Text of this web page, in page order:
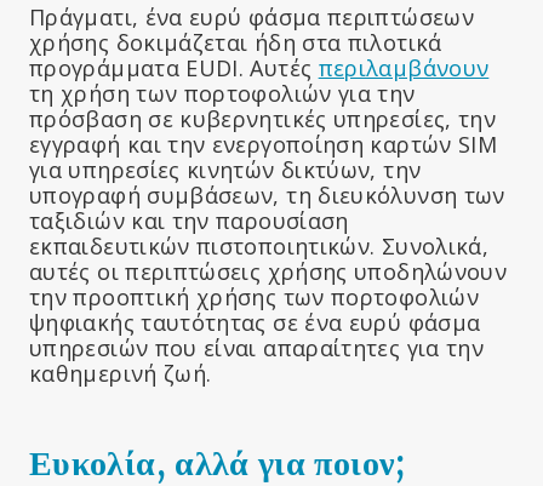
Πράγματι, ένα ευρύ φάσμα περιπτώσεων
χρήσης δοκιμάζεται ήδη στα πιλοτικά
προγράμματα EUDI. Αυτές περιλαμβάνουν
τη χρήση των πορτοφολιών για την
πρόσβαση σε κυβερνητικές υπηρεσίες, την
εγγραφή και την ενεργοποίηση καρτών SIM
για υπηρεσίες κινητών δικτύων, την
υπογραφή συμβάσεων, τη διευκόλυνση των
ταξιδιών και την παρουσίαση
εκπαιδευτικών πιστοποιητικών. Συνολικά,
αυτές οι περιπτώσεις χρήσης υποδηλώνουν
την προοπτική χρήσης των πορτοφολιών
ψηφιακής ταυτότητας σε ένα ευρύ φάσμα
υπηρεσιών που είναι απαραίτητες για την
καθημερινή ζωή.
Ευκολία, αλλά για ποιον;